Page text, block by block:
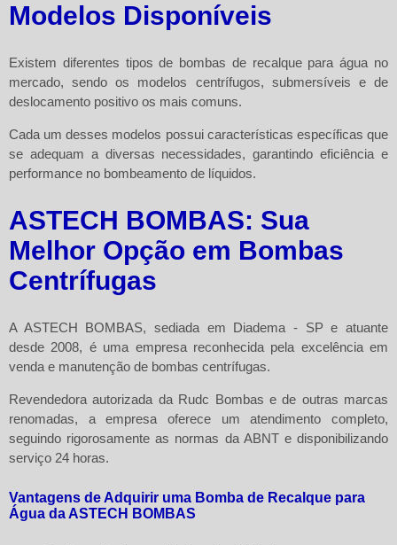
Modelos Disponíveis
Existem diferentes tipos de bombas de recalque para água no
mercado, sendo os modelos centrífugos, submersíveis e de
deslocamento positivo os mais comuns.
Cada um desses modelos possui características específicas que
se adequam a diversas necessidades, garantindo eficiência e
performance no bombeamento de líquidos.
ASTECH BOMBAS: Sua
Melhor Opção em Bombas
Centrífugas
A ASTECH BOMBAS, sediada em Diadema - SP e atuante
desde 2008, é uma empresa reconhecida pela excelência em
venda e manutenção de bombas centrífugas.
Revendedora autorizada da Rudc Bombas e de outras marcas
renomadas, a empresa oferece um atendimento completo,
seguindo rigorosamente as normas da ABNT e disponibilizando
serviço 24 horas.
Vantagens de Adquirir uma Bomba de Recalque para
Água da ASTECH BOMBAS